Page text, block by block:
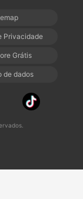
Privacidade
Grátis
de dados